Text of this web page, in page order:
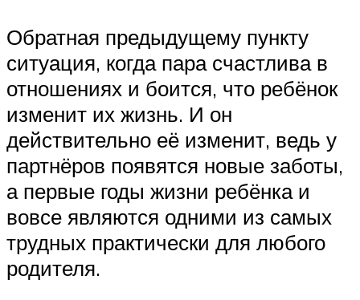
Обратная предыдущему пункту
ситуация, когда пара счастлива в
отношениях и боится, что ребёнок
изменит их жизнь. И он
действительно её изменит, ведь у
партнёров появятся новые заботы,
а первые годы жизни ребёнка и
вовсе являются одними из самых
трудных практически для любого
родителя.